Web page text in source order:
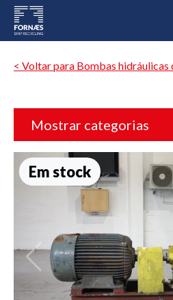
< Voltar para Bombas hidráulicas
Mostrar categorias
Em stock